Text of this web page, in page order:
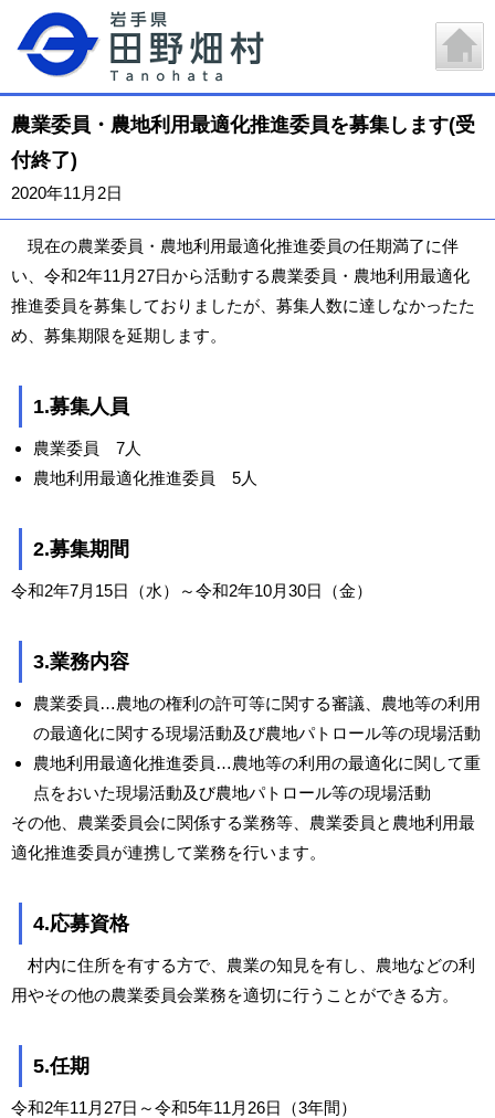
農業委員・農地利用最適化推進委員を募集します(受
付終了)
2020年11月2日
現在の農業委員・農地利用最適化推進委員の任期満了に伴
い、令和2年11月27日から活動する農業委員・農地利用最適化
推進委員を募集しておりましたが、募集人数に達しなかったた
め、募集期限を延期します。
1.募集人員
農業委員 7人
農地利用最適化推進委員 5人
2.募集期間
令和2年7月15日（水）～令和2年10月30日（金）
3.業務内容
農業委員…農地の権利の許可等に関する審議、農地等の利用
の最適化に関する現場活動及び農地パトロール等の現場活動
農地利用最適化推進委員…農地等の利用の最適化に関して重
点をおいた現場活動及び農地パトロール等の現場活動
その他、農業委員会に関係する業務等、農業委員と農地利用最
適化推進委員が連携して業務を行います。
4.応募資格
村内に住所を有する方で、農業の知見を有し、農地などの利
用やその他の農業委員会業務を適切に行うことができる方。
5.任期
令和2年11月27日～令和5年11月26日（3年間）